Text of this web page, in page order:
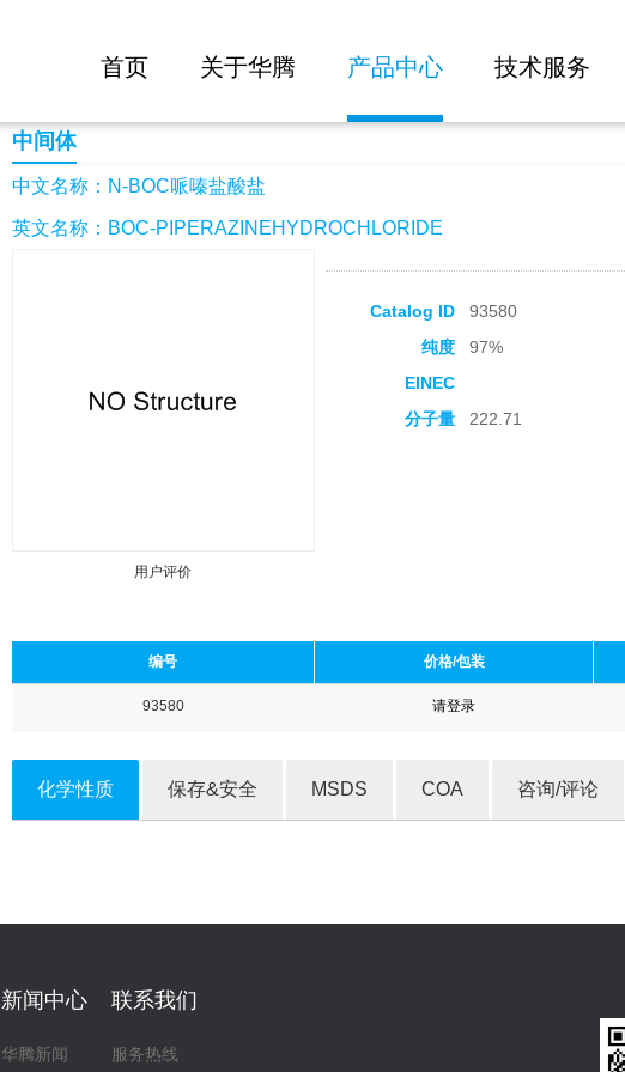
首页 关于华腾 产品中心 技术服务
N-BOC哌嗪盐酸盐
中间体
中文名称：N-BOC哌嗪盐酸盐
英文名称：BOC-PIPERAZINEHYDROCHLORIDE
用户评价
Catalog ID 93580
纯度
97%
EINEC
分子量 222.71
编号 价格/包装
93580 请登录
化学性质 保存&安全 MSDS COA 咨询/评论
新闻中心
华腾新闻
联系我们
服务热线